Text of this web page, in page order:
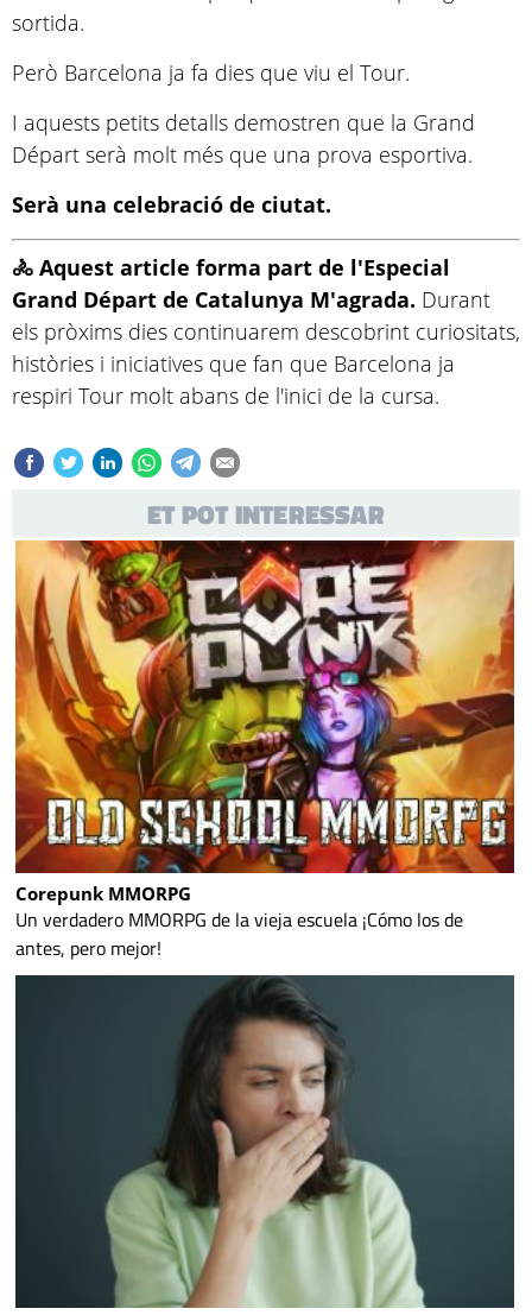
sortida.
Però Barcelona ja fa dies que viu el Tour.
I aquests petits detalls demostren que la Grand
Départ serà molt més que una prova esportiva.
Serà una celebració de ciutat.
🚴 Aquest article forma part de l'Especial
Grand Départ de Catalunya M'agrada. Durant
els pròxims dies continuarem descobrint curiositats,
històries i iniciatives que fan que Barcelona ja
respiri Tour molt abans de l'inici de la cursa.
ET POT INTERESSAR
Corepunk MMORPG
Un verdadero MMORPG de la vieja escuela ¡Cómo los de
antes, pero mejor!